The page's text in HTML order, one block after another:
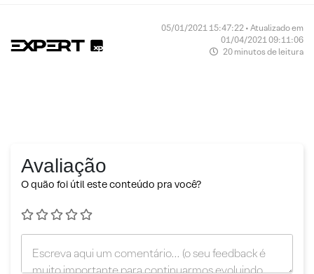
05/01/2021 15:47:22 • Atualizado em
01/04/2021 09:11:06
20 minutos de leitura
Avaliação
O quão foi útil este conteúdo pra você?